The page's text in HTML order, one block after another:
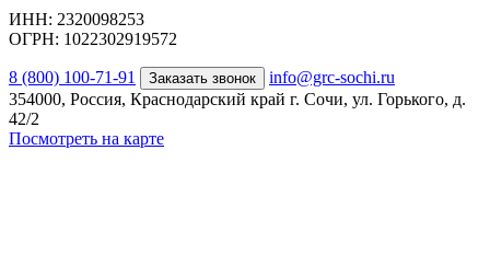
ИНН: 2320098253
ОГРН: 1022302919572
8 (800) 100-71-91 Заказать звонок
info@grc-sochi.ru
354000, Россия, Краснодарский край г. Сочи, ул. Горького, д.
42/2
Посмотреть на карте